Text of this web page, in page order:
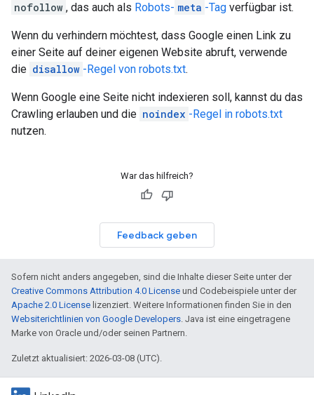
nofollow , das auch als Robots- meta -Tag verfügbar ist.
Wenn du verhindern möchtest, dass Google einen Link zu
einer Seite auf deiner eigenen Website abruft, verwende
die disallow -Regel von robots.txt.
Wenn Google eine Seite nicht indexieren soll, kannst du das
Crawling erlauben und die noindex -Regel in robots.txt
nutzen.
War das hilfreich?
Feedback geben
Sofern nicht anders angegeben, sind die Inhalte dieser Seite unter der
Creative Commons Attribution 4.0 License und Codebeispiele unter der
Apache 2.0 License lizenziert. Weitere Informationen finden Sie in den
Websiterichtlinien von Google Developers. Java ist eine eingetragene
Marke von Oracle und/oder seinen Partnern.
Zuletzt aktualisiert: 2026-03-08 (UTC).